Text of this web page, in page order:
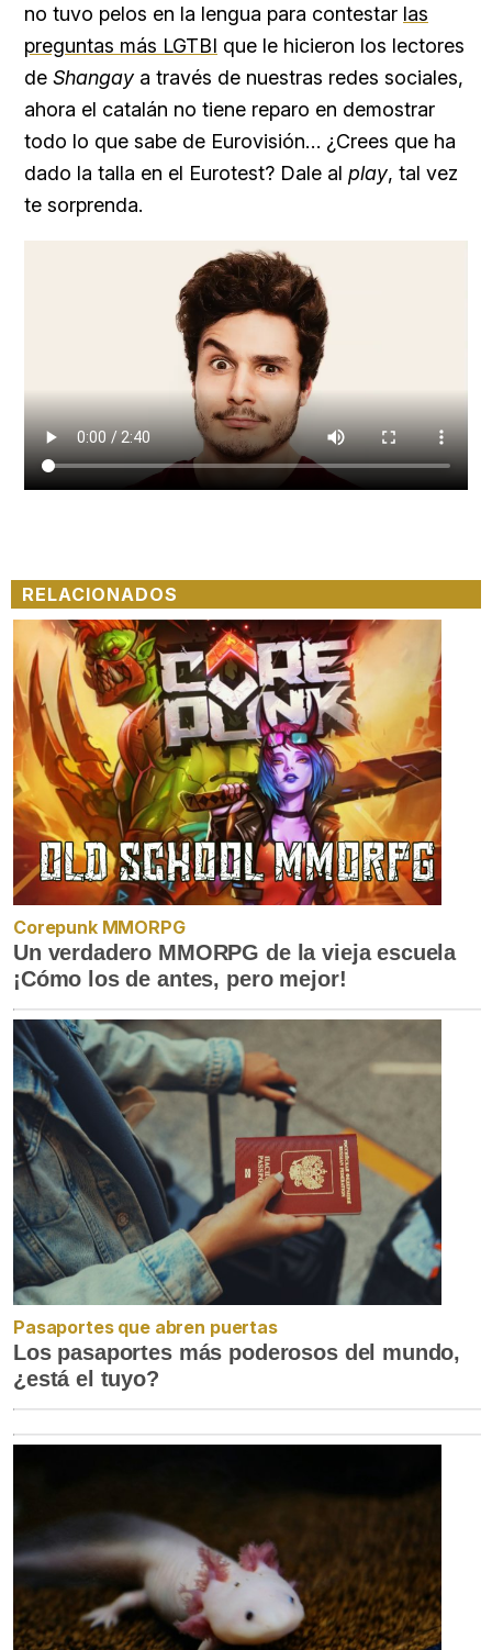
no tuvo pelos en la lengua para contestar las
preguntas más LGTBI que le hicieron los lectores
de Shangay a través de nuestras redes sociales,
ahora el catalán no tiene reparo en demostrar
todo lo que sabe de Eurovisión… ¿Crees que ha
dado la talla en el Eurotest? Dale al play, tal vez
te sorprenda.
RELACIONADOS
Corepunk MMORPG
Un verdadero MMORPG de la vieja escuela
¡Cómo los de antes, pero mejor!
Pasaportes que abren puertas
Los pasaportes más poderosos del mundo,
¿está el tuyo?